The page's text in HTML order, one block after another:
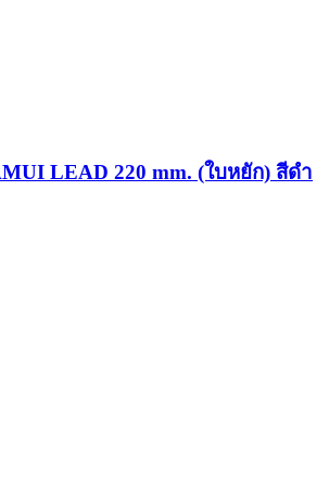
LEAD 220 mm. (ใบหยัก) สีดำ